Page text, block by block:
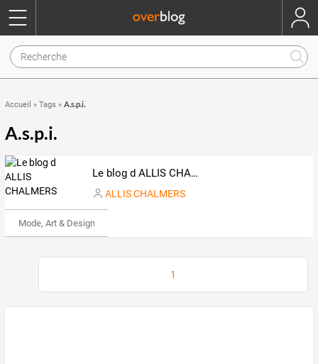
Accueil » Tags » A.s.p.i.
A.s.p.i.
Le blog d ALLIS CHALMERS
ALLIS CHALMERS
Mode, Art & Design
1